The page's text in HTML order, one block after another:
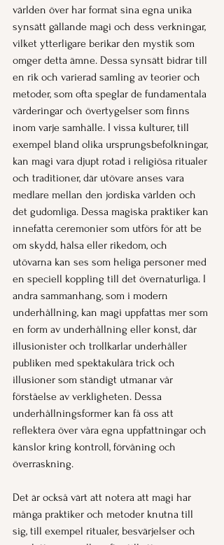
världen över har format sina egna unika
synsätt gällande magi och dess verkningar,
vilket ytterligare berikar den mystik som
omger detta ämne. Dessa synsätt bidrar till
en rik och varierad samling av teorier och
metoder, som ofta speglar de fundamentala
värderingar och övertygelser som finns
inom varje samhälle. I vissa kulturer, till
exempel bland olika ursprungsbefolkningar,
kan magi vara djupt rotad i religiösa ritualer
och traditioner, där utövare anses vara
medlare mellan den jordiska världen och
det gudomliga. Dessa magiska praktiker kan
innefatta ceremonier som utförs för att be
om skydd, hälsa eller rikedom, och
utövarna kan ses som heliga personer med
en speciell koppling till det övernaturliga. I
andra sammanhang, som i modern
underhållning, kan magi uppfattas mer som
en form av underhållning eller konst, där
illusionister och trollkarlar underhåller
publiken med spektakulära trick och
illusioner som ständigt utmanar vår
förståelse av verkligheten. Dessa
underhållningsformer kan få oss att
reflektera över våra egna uppfattningar och
känslor kring kontroll, förvåning och
överraskning.
Det är också värt att notera att magi har
många praktiker och metoder knutna till
sig, till exempel ritualer, besvärjelser och